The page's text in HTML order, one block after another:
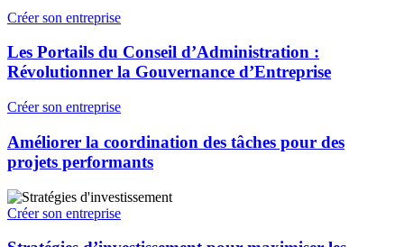
Créer son entreprise
Les Portails du Conseil d’Administration :
Révolutionner la Gouvernance d’Entreprise
Créer son entreprise
Améliorer la coordination des tâches pour des
projets performants
Créer son entreprise